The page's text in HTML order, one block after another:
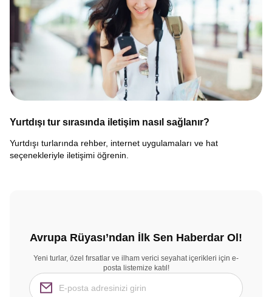
Yurtdışı tur sırasında iletişim nasıl sağlanır?
Yurtdışı turlarında rehber, internet uygulamaları ve hat
seçenekleriyle iletişimi öğrenin.
Avrupa Rüyası’ndan İlk Sen Haberdar Ol!
Yeni turlar, özel fırsatlar ve ilham verici seyahat içerikleri için e-
posta listemize katıl!